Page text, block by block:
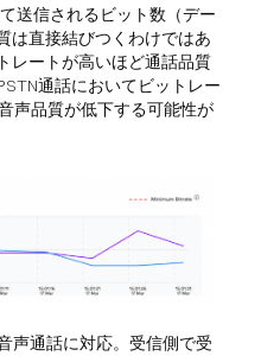
送信されるビット数（デー
は直接結びつくわけではあ
レートが高いほど通話品質
通話においてビットレー
声品質が低下する可能性が
声通話に対応。受信側で受